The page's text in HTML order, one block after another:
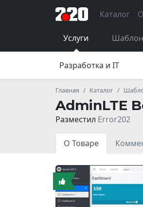
Каталог
Услуги
Разработка и IT
Главная Каталог
AdminLTE
Разместил Error202
О Товаре